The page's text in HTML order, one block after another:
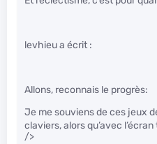
levhieu a écrit :
Allons, reconnais le progrès:
Je me souviens de ces jeux
claviers, alors qu’avec
/>